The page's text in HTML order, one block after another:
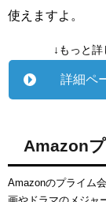
使えますよ。
↓もっと詳
詳細ペ
Amazon
Amazonのプライム